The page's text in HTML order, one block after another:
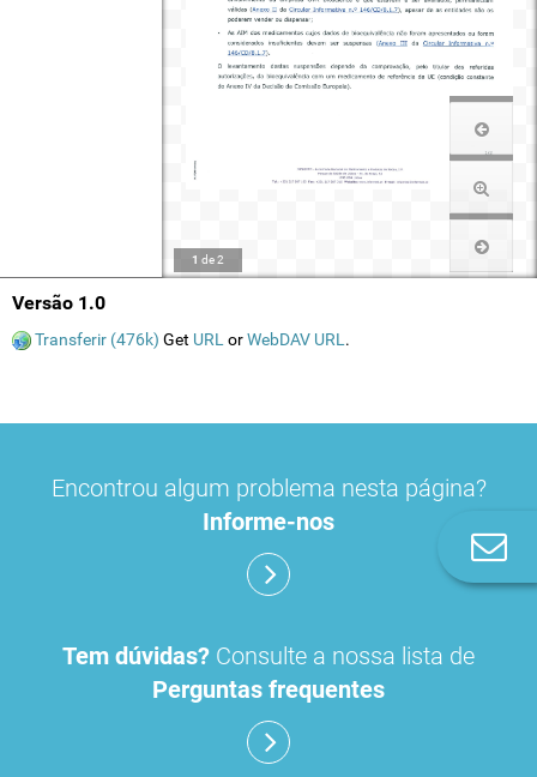
1 de2
Versão 1.0
Transferir (476k) Get URL orWebDAV URL .
Encontrou algum problema nesta página?
Informe-nos
Tem dúvidas? Consulte a nossa lista de
Perguntas frequentes